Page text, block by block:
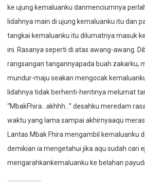
ke ujung kemaluanku danmenciumnya
lidahnya main di ujung kemaluanku itu dan
tangkai kemaluanku itu dilumatnya masuk
ini. Rasanya seperti di atas awang-awang.
rangsangan tangannyapada buah zakarku,
mundur-maju seakan mengocak
lidahnya tidak berhenti-hentinya melumat
“MbakFhira…akhhh…” desahku meredam
waktu yang lama sampai akhirnyaaqu
Lantas Mbak Fhira mengambil kemaluanku
demikian ia mengetahui jika aqu sudah cari
mengarahkankemaluanku ke belahan